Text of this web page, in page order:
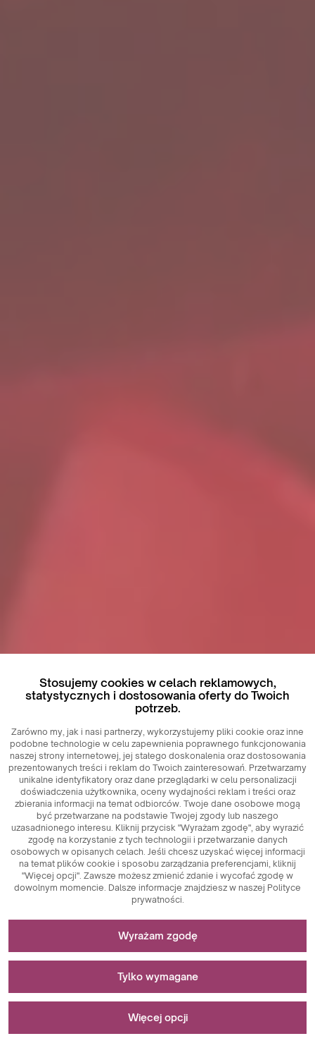
Poznaj Kluczowe
Stosujemy cookies w celach reklamowych,
statystycznych i dostosowania oferty do Twoich
potrzeb.
Zarówno my, jak i nasi partnerzy, wykorzystujemy pliki cookie oraz inne
podobne technologie w celu zapewnienia poprawnego funkcjonowania
naszej strony internetowej, jej stałego doskonalenia oraz dostosowania
prezentowanych treści i reklam do Twoich zainteresowań. Przetwarzamy
unikalne identyfikatory oraz dane przeglądarki w celu personalizacji
doświadczenia użytkownika, oceny wydajności reklam i treści oraz
zbierania informacji na temat odbiorców. Twoje dane osobowe mogą
być przetwarzane na podstawie Twojej zgody lub naszego
uzasadnionego interesu. Kliknij przycisk "Wyrażam zgodę", aby wyrazić
zgodę na korzystanie z tych technologii i przetwarzanie danych
osobowych w opisanych celach. Jeśli chcesz uzyskać więcej informacji
na temat plików cookie i sposobu zarządzania preferencjami, kliknij
"Więcej opcji". Zawsze możesz zmienić zdanie i wycofać zgodę w
dowolnym momencie. Dalsze informacje znajdziesz w naszej Polityce
prywatności.
Niezbędne do funkcjonowania strony
Pliki cookie niezbędne do działania technicznego są
kluczowymi elementami zapewniającymi prawidłowe
funkcjonowanie strony internetowej. Wśród nich znajdują
się identyfikatory sesji, które umożliwiają rozpoznanie
zapewniając spójność sesji i umożliwiając korzystanie z
funkcji takich jak koszyk zakupowy czy sesje logowania.
aktywności użytkowników na stronie internetowej. Ich
głównym celem jest analiza ruchu na stronie oraz ocena jej
Pliki cookie marketingowe pełnią kluczową rolę w
Wyrażam zgodę
Tylko wymagane
Więcej opcji